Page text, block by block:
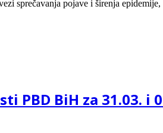
sprečavanja pojave i širenja
PBD BiH za 31.03. i